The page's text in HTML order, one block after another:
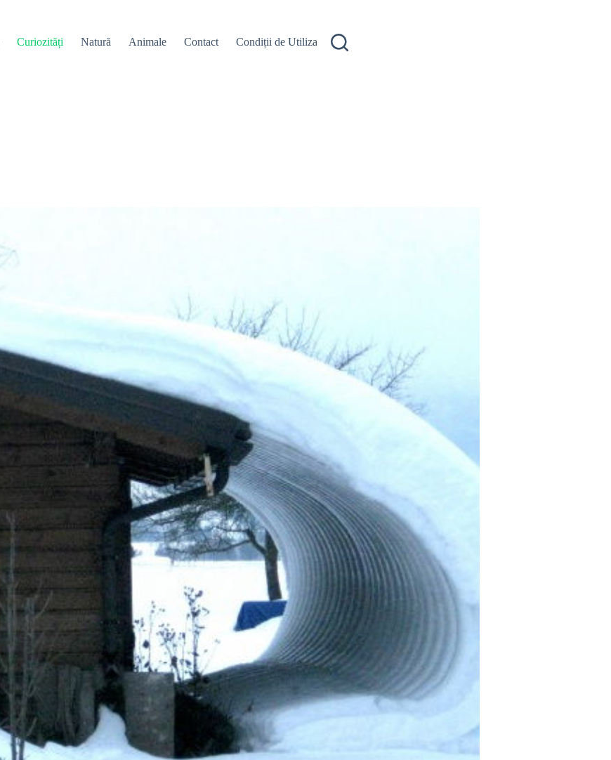
Curiozități Natură Animale Contact Condiții de Utilizare